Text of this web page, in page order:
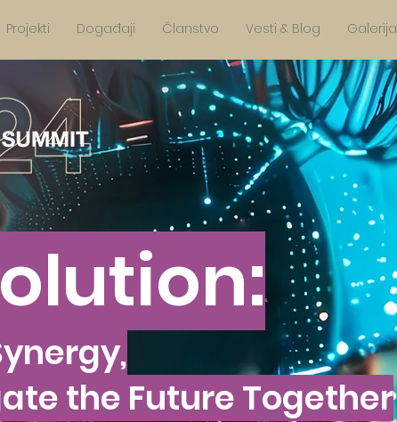
Projekti Događaji Članstvo Vesti & Blog Galerija
the Future Together